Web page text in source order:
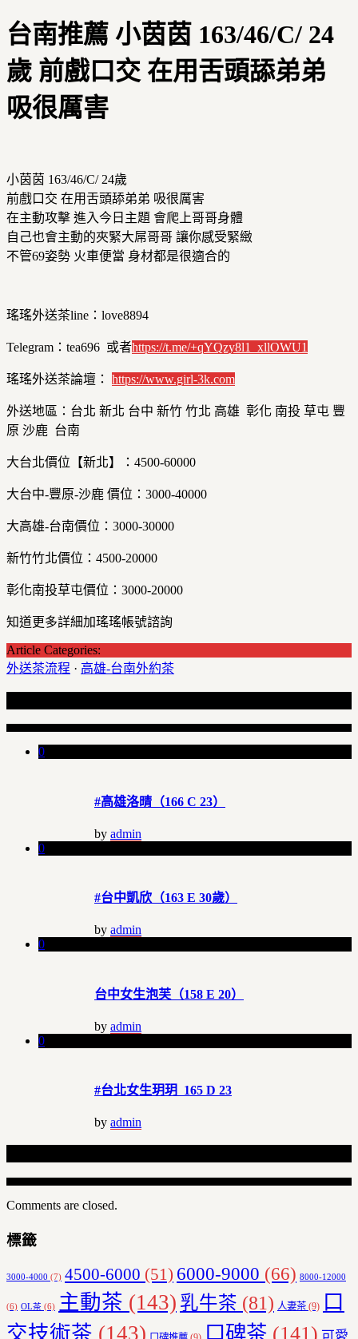
台南推薦 小茵茵 163/46/C/ 24
歲 前戲口交 在用舌頭舔弟弟
吸很厲害
小茵茵 163/46/C/ 24歲
前戲口交 在用舌頭舔弟弟 吸很厲害
在主動攻擊 進入今日主題 會爬上哥哥身體
自己也會主動的夾緊大屌哥哥 讓你感受緊緻
不管69姿勢 火車便當 身材都是很適合的
瑤瑤外送茶line：love8894
Telegram：tea696 或者https://t.me/+qYQzy8l1_xllOWU1
瑤瑤外送茶論壇： https://www.girl-3k.com
外送地區：台北 新北 台中 新竹 竹北 高雄 彰化 南投 草屯 豐
原 沙鹿 台南
大台北價位【新北】：4500-60000
大台中-豐原-沙鹿 價位：3000-40000
大高雄-台南價位：3000-30000
新竹竹北價位：4500-20000
彰化南投草屯價位：3000-20000
知道更多詳細加瑤瑤帳號諮詢
Article Categories:
外送茶流程 · 高雄-台南外約茶
0
#高雄洛晴（166 C 23）
by admin
0
#台中凱欣（163 E 30歲）
by admin
0
台中女生泡芙（158 E 20）
by admin
0
#台北女生玥玥 165 D 23
by admin
Comments are closed.
標籤
3000-4000 (7) 4500-6000 (51) 6000-9000 (66) 8000-12000
(6) OL茶 (6) 主動茶 (143) 乳牛茶 (81) 人妻茶 (9)
口
交技術茶 (143) 口碑茶 (141)